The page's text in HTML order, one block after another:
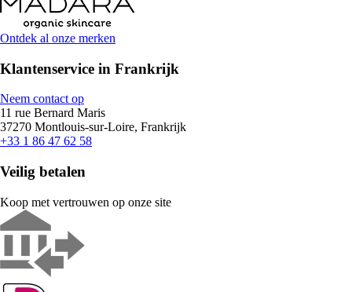
Ontdek al onze merken
Klantenservice in Frankrijk
Neem contact op
11 rue Bernard Maris
37270 Montlouis-sur-Loire, Frankrijk
+33 1 86 47 62 58
Veilig betalen
Koop met vertrouwen op onze site